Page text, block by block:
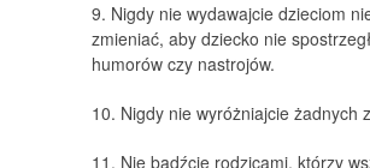
9. Nigdy nie wydawajcie dzieciom
zmieniać, aby dziecko nie
humorów czy nastrojów.
10. Nigdy nie wyróżniajcie żadnych
11. Nie bądźcie rodzicami, którzy